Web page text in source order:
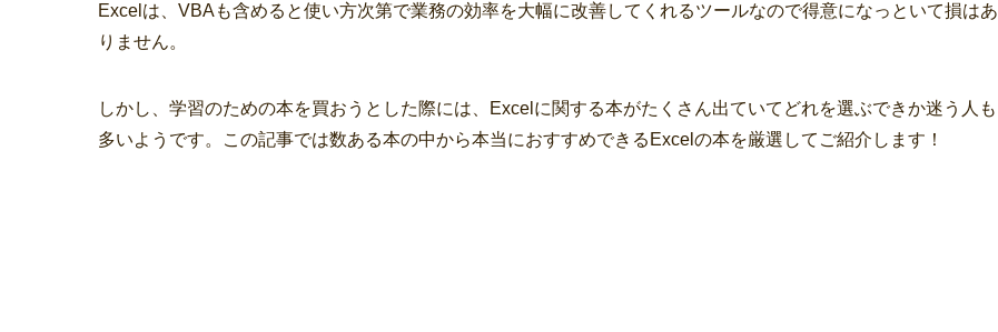
Excelは、VBAも含めると使い方次第で業務の効率を大幅に改善してくれるツールなので得意になっといて損はあ
りません。
しかし、学習のための本を買おうとした際には、Excelに関する本がたくさん出ていてどれを選ぶできか迷う人も
多いようです。この記事では数ある本の中から本当におすすめできるExcelの本を厳選してご紹介します！